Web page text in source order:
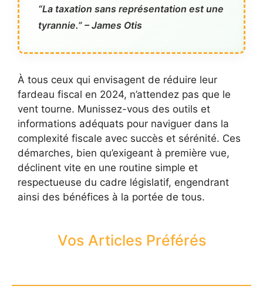
“La taxation sans représentation est une
tyrannie.” – James Otis
À tous ceux qui envisagent de réduire leur
fardeau fiscal en 2024, n’attendez pas que le
vent tourne. Munissez-vous des outils et
informations adéquats pour naviguer dans la
complexité fiscale avec succès et sérénité. Ces
démarches, bien qu’exigeant à première vue,
déclinent vite en une routine simple et
respectueuse du cadre législatif, engendrant
ainsi des bénéfices à la portée de tous.
Vos Articles Préférés